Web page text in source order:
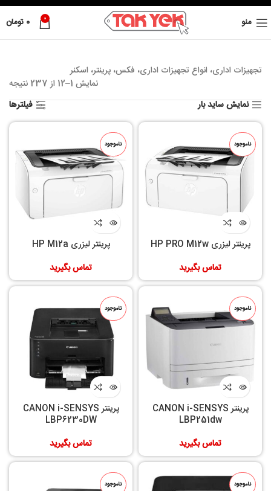
منو 0
0 تومان
تجهیزات اداری، انواع تجهیزات اداری، فکس، پرینتر، اسکنر
نمایش 1–12 از 237 نتیجه
نمایش ساید بار
فیلترها
ناموجود
پرینتر لیزری HP PRO M12w
تماس بگیرید
ناموجود
پرینتر لیزری HP M12a
تماس بگیرید
ناموجود
پرینتر CANON i-SENSYS
LBP251dw
تماس بگیرید
ناموجود
پرینتر CANON i-SENSYS
LBP6230DW
تماس بگیرید
ناموجود ناموجود